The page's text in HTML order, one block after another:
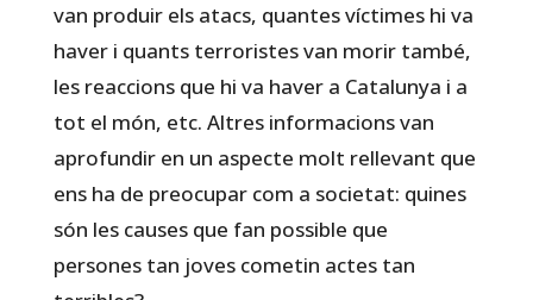
van produir els atacs, quantes víctimes hi va
haver i quants terroristes van morir també,
les reaccions que hi va haver a Catalunya i a
tot el món, etc. Altres informacions van
aprofundir en un aspecte molt rellevant que
ens ha de preocupar com a societat: quines
són les causes que fan possible que
persones tan joves cometin actes tan